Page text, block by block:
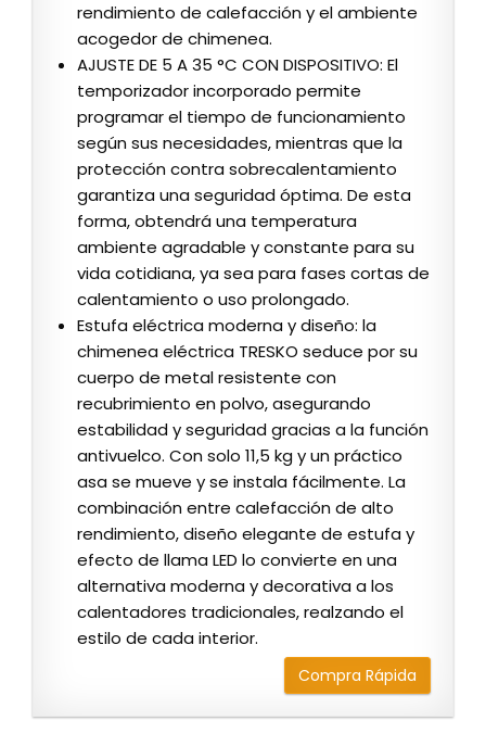
rendimiento de calefacción y el ambiente
acogedor de chimenea.
AJUSTE DE 5 A 35 °C CON DISPOSITIVO: El
temporizador incorporado permite
programar el tiempo de funcionamiento
según sus necesidades, mientras que la
protección contra sobrecalentamiento
garantiza una seguridad óptima. De esta
forma, obtendrá una temperatura
ambiente agradable y constante para su
vida cotidiana, ya sea para fases cortas de
calentamiento o uso prolongado.
Estufa eléctrica moderna y diseño: la
chimenea eléctrica TRESKO seduce por su
cuerpo de metal resistente con
recubrimiento en polvo, asegurando
estabilidad y seguridad gracias a la función
antivuelco. Con solo 11,5 kg y un práctico
asa se mueve y se instala fácilmente. La
combinación entre calefacción de alto
rendimiento, diseño elegante de estufa y
efecto de llama LED lo convierte en una
alternativa moderna y decorativa a los
calentadores tradicionales, realzando el
estilo de cada interior.
Compra Rápida